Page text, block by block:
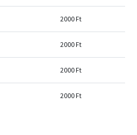
2000 Ft
2000 Ft
2000 Ft
2000 Ft